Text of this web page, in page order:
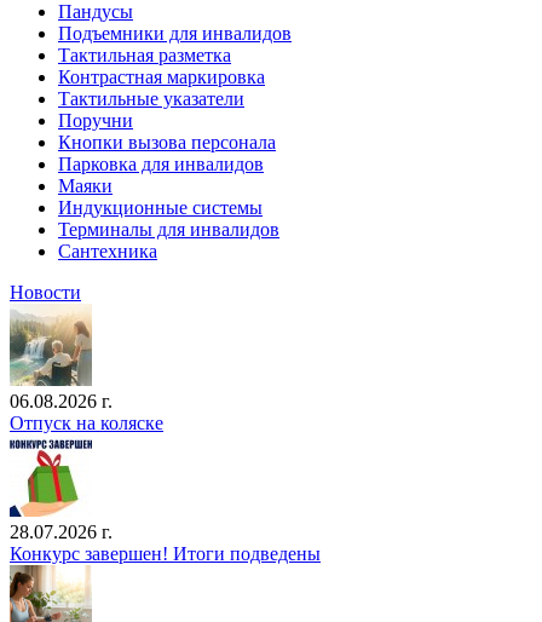
Пандусы
Подъемники для инвалидов
Тактильная разметка
Контрастная маркировка
Тактильные указатели
Поручни
Кнопки вызова персонала
Парковка для инвалидов
Маяки
Индукционные системы
Терминалы для инвалидов
Сантехника
Новости
06.08.2026 г.
Отпуск на коляске
28.07.2026 г.
Конкурс завершен! Итоги подведены